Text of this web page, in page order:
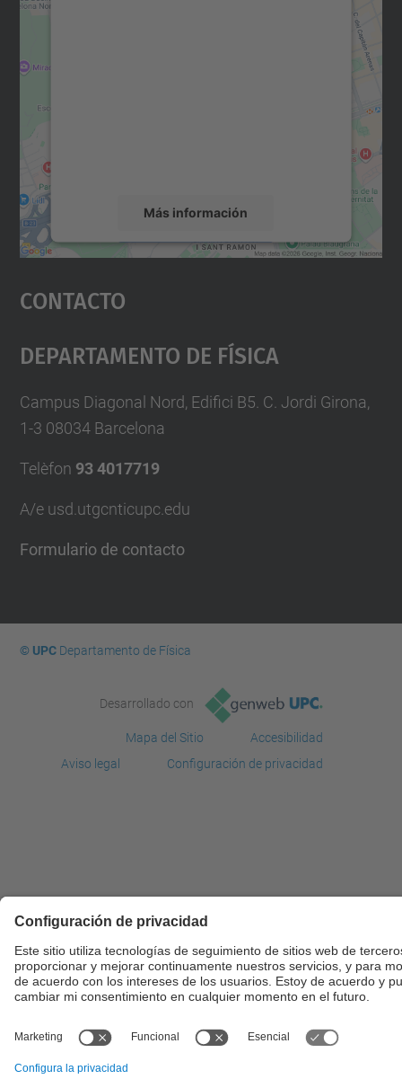
Más información
Aceptar
powered by
Contacto
Departamento De Física
Campus Diagonal Nord, Edifici B5. C. Jordi Girona,
1-3 08034 Barcelona
Telèfon 93 4017719
A/e usd.utgcnticupc.edu
Formulario de contacto
© UPCDepartamento de Física
Desarrollado con
Mapa del Sitio
Accesibilidad
Aviso legal
Configuración de privacidad